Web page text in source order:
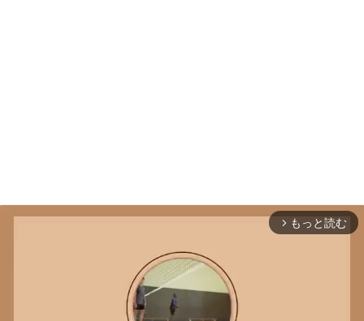
arrow_forward_ios もっと読む